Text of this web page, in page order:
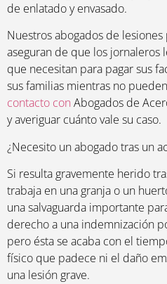
de enlatado y envasado.
Nuestros abogados de
aseguran de que los
que necesitan para pagar sus
sus familias mientras no
contacto con Abogados de
y averiguar cuánto vale su caso.
¿Necesito un abogado tras un
Si resulta gravemente herido
trabaja en una granja o un
una salvaguarda importante
derecho a una indemnización
pero ésta se acaba con el
físico que padece ni el daño
una lesión grave.